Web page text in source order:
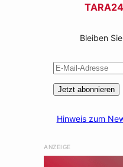
Bleiben
Jetzt abonnieren
Hinweis zum
ANZEIGE